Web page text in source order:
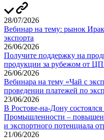
28/07/2026
Вебинар на тему: рынок
экспорта
26/06/2026
Получите поддержку на
продукции за рубежом от
26/06/2026
Вебинара на тему «Чай с
проведении платежей по
23/06/2026
В Ростове-на-Дону
Промышленности –
и экспортного потенциала
21/06/2026